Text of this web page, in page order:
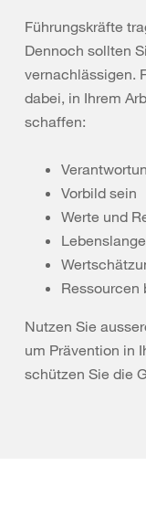
Führungskräfte
Dennoch sollten
vernachlässigen.
dabei, in Ihrem
schaffen:
Vorbild sein
Werte und
Ressourcen
Nutzen Sie
um Prävention in
schützen Sie die